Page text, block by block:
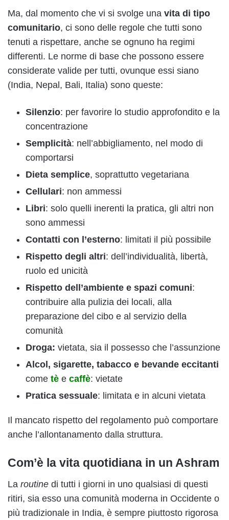
Ma, dal momento che vi si svolge una vita di tipo
comunitario, ci sono delle regole che tutti sono
tenuti a rispettare, anche se ognuno ha regimi
differenti. Le norme di base che possono essere
considerate valide per tutti, ovunque essi siano
(India, Nepal, Bali, Italia) sono queste:
Silenzio: per favorire lo studio approfondito e la
concentrazione
Semplicità: nell’abbigliamento, nel modo di
comportarsi
Dieta semplice, soprattutto vegetariana
Cellulari: non ammessi
Libri: solo quelli inerenti la pratica, gli altri non
sono ammessi
Contatti con l’esterno: limitati il più possibile
Rispetto degli altri: dell’individualità, libertà,
ruolo ed unicità
Rispetto dell’ambiente e spazi comuni:
contribuire alla pulizia dei locali, alla
preparazione del cibo e al servizio della
comunità
Droga: vietata, sia il possesso che l’assunzione
Alcol, sigarette, tabacco e bevande eccitanti
come tè e caffè: vietate
Pratica sessuale: limitata e in alcuni vietata
Il mancato rispetto del regolamento può comportare
anche l’allontanamento dalla struttura.
Com’è la vita quotidiana in un Ashram
La routine di tutti i giorni in uno qualsiasi di questi
ritiri, sia esso una comunità moderna in Occidente o
più tradizionale in India, è sempre piuttosto rigorosa